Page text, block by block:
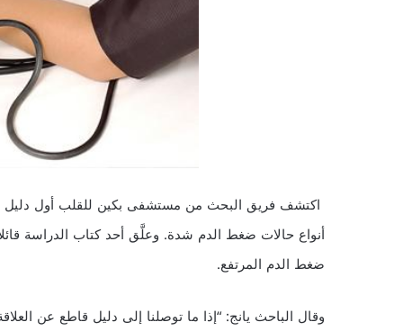
أنواع حالات ضغط الدم شدة. وعلَّق أحد كتاب الدراسة
ضغط الدم المرتفع.
وقال الباحث يانج: “إذا ما توصلنا إلى دليل قاطع عن